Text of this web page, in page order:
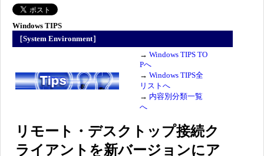
Windows TIPS
［System Environment］
→ Windows TIPS TO
Pへ
→ Windows TIPS全
リストへ
→ 内容別分類一覧
へ
リモート・デスクトップ接続ク
ライアントを新バージョンにア